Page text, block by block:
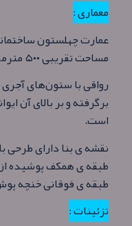
معماری :
عمارت چهلستون
مساحت تقریبی ۵۰۰ مترمربع بنا شده‌ است.
رواقی با ستون‌های
برگرفته و بر بالای آن
است.
نقشه ی بنا دارای
طبقه ی همکف پوشیده
طبقه ی فوقانی خنچه‌
تزئینات :